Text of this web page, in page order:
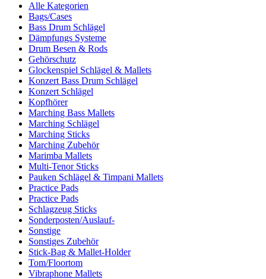
Alle Kategorien
Bags/Cases
Bass Drum Schlägel
Dämpfungs Systeme
Drum Besen & Rods
Gehörschutz
Glockenspiel Schlägel & Mallets
Konzert Bass Drum Schlägel
Konzert Schlägel
Kopfhörer
Marching Bass Mallets
Marching Schlägel
Marching Sticks
Marching Zubehör
Marimba Mallets
Multi-Tenor Sticks
Pauken Schlägel & Timpani Mallets
Practice Pads
Practice Pads
Schlagzeug Sticks
Sonderposten/Auslauf-
Sonstige
Sonstiges Zubehör
Stick-Bag & Mallet-Holder
Tom/Floortom
Vibraphone Mallets